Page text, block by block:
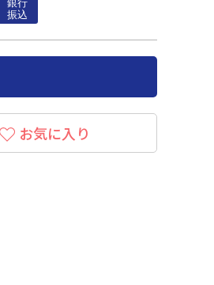
お気に入り